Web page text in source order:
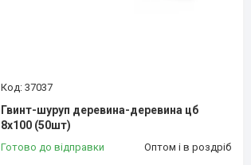
37037
Гвинт-шуруп деревина-деревина цб
8х100 (50шт)
Готово до відправки Оптом і в роздріб